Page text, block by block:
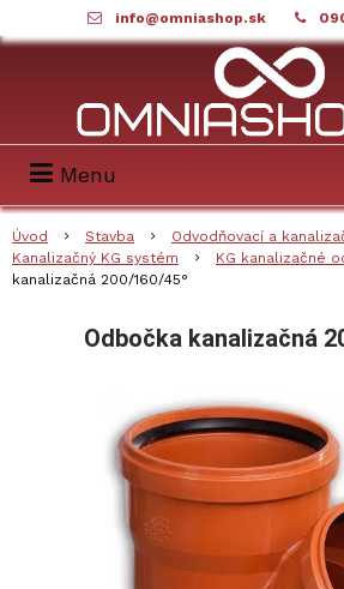
info@omniashop.sk
Menu
Úvod Stavba
Odvodňovací a
Kanalizačný KG systém
KG kanalizačné
kanalizačná 200/160/45°
Odbočka kanalizačná